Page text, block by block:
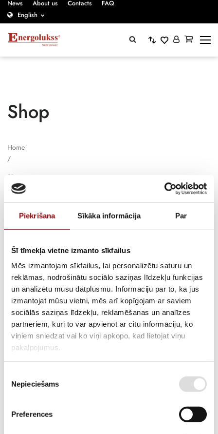
Piekrišana Sīkāka informācija Par
Šī tīmekļa vietne izmanto sīkfailus
Mēs izmantojam sīkfailus, lai personalizētu saturu un
reklāmas, nodrošinātu sociālo saziņas līdzekļu funkcijas
un analizētu mūsu datplūsmu. Informāciju par to, kā jūs
izmantojat mūsu vietni, mēs arī kopīgojam ar saviem
sociālās saziņas līdzekļu, reklamēšanas un analīzes
partneriem, kuri to var apvienot ar citu informāciju, ko
viņiem sniedzat vai ko viņi apkopo, kad lietojat viņu
pakalpojumus.
izvēle
Nepieciešams
Preferences
News About us Contacts
FAQ
English
Shop
Home
/
Shops
Catalogue
View more
Cooling system
View more
Crank-slider mechanism and gaskets
View more